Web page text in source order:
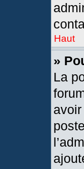
Haut
»
La